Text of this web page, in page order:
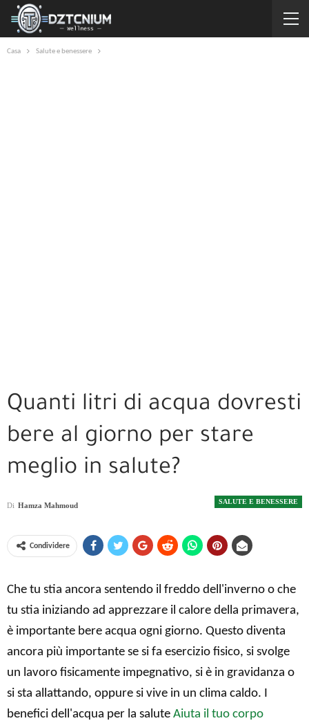
Casa Salute e benessere
Quanti litri di acqua dovresti
bere al giorno per stare
meglio in salute?
SALUTE E BENESSERE
Di Hamza Mahmoud
Condividere
Che tu stia ancora sentendo il freddo dell'inverno o che
tu stia iniziando ad apprezzare il calore della primavera,
è importante bere acqua ogni giorno. Questo diventa
ancora più importante se si fa esercizio fisico, si svolge
un lavoro fisicamente impegnativo, si è in gravidanza o
si sta allattando, oppure si vive in un clima caldo. I
benefici dell'acqua per la salute Aiuta il tuo corpo